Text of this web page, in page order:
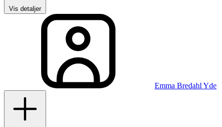
Vis detaljer
Emma Bredahl Yde